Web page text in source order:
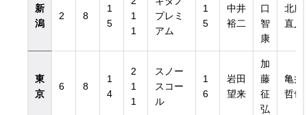
新
潟
2 8
1
5
1
1
プレミ
アム
1
5
中井
裕二
口
智
康
北所
直人
東
京
6 8
1
4
2
1
1
スノー
スコー
ル
1
6
岩田
望来
加
藤
征
弘
亀井
哲也